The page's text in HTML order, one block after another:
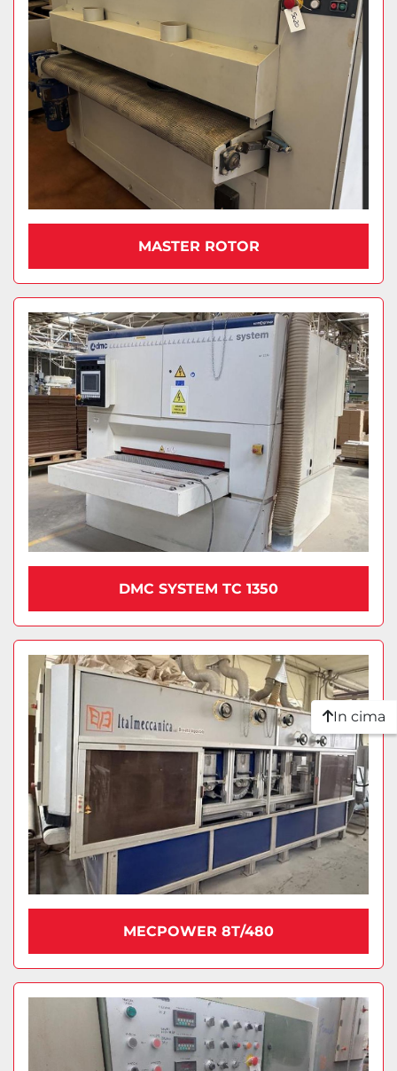
MASTER ROTOR
DMC SYSTEM TC 1350
MECPOWER 8T/480
In cima